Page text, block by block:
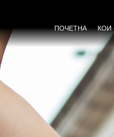
ПОЧЕТНА КОИ